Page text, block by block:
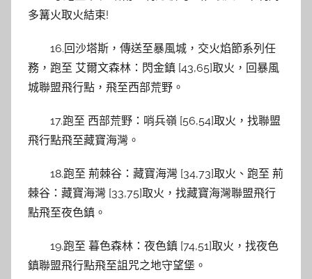
多篝火取火結束!
16.回沙塔斯，傳送至暴風城，交火焰節系列任
務，跑至 艾爾文森林：閃金鎮 [43,65]取火，回暴風
城聯盟飛行點，飛至西部荒野。
17.跑至 西部荒野：哨兵嶺 [56,54]取火，找聯盟
飛行點飛至藏寶海灣。
18.跑至 荊棘谷：藏寶海灣 [34,73]取火、跑至 荊
棘谷：藏寶海灣 [33,75]取火，找藏寶海灣聯盟飛行
點飛至夜色鎮。
19.跑至 暮色森林：夜色鎮 [74,51]取火，找夜色
鎮聯盟飛行點飛至詛咒之地守望堡。